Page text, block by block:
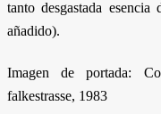
tanto desgastada
añadido).
Imagen de portada:
falkestrasse, 1983